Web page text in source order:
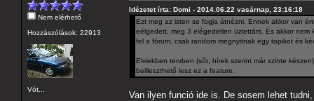
Nem elérhető
Hozzászólások: 22913
Vót...
Idézetet írta: Domi - 2014.06.22 vasárnap, 23:16:18
Ezt meg az isten se fogja átnézni. Ennek akkor van
eélgedett, meg 3 elégedetlen üzlettárs. És akkor
fel a fórum, csak random megnyitnak egy topikot és
Elviekben tervben (sőt, hírek szerint már szinte
beilleszthető lesz ez a feature.
Van ilyen funció ide is. De sosem lehet